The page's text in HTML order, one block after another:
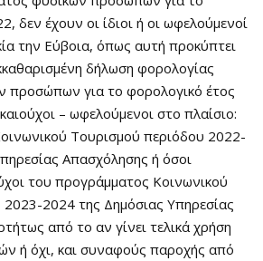
δεν έχουν οι ίδιοι ή οι ωφελούμενοί
την Εύβοια, όπως αυτή προκύπτει
δήλωση φορολογίας
προσώπων για το φορολογικό έτος
– ωφελούμενοι στο πλαίσιο:
Τουρισμού περιόδου 2022-
Απασχόλησης ή όσοι
του προγράμματος Κοινωνικού
2024 της Δημόσιας Υπηρεσίας
από το αν γίνει τελικά χρήση
ή όχι, και συναφούς παροχής από